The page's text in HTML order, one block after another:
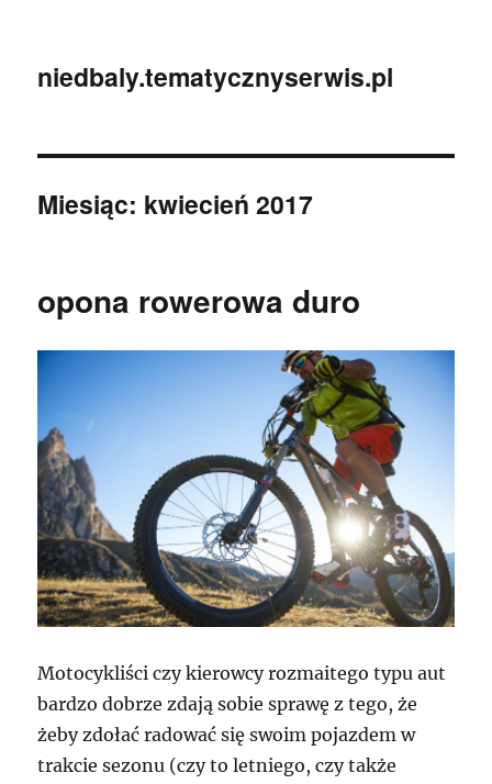
niedbaly.tematycznyserwis.pl
Miesiąc: kwiecień 2017
opona rowerowa duro
Motocykliści czy kierowcy rozmaitego typu aut
bardzo dobrze zdają sobie sprawę z tego, że
żeby zdołać radować się swoim pojazdem w
trakcie sezonu (czy to letniego, czy także